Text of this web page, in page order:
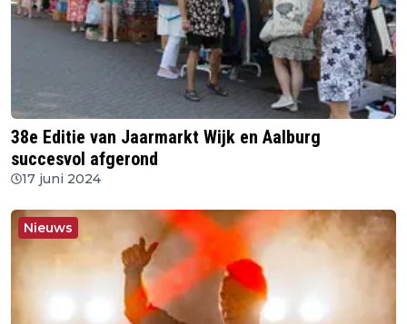
38e Editie van Jaarmarkt Wijk en Aalburg
succesvol afgerond
17 juni 2024
Nieuws